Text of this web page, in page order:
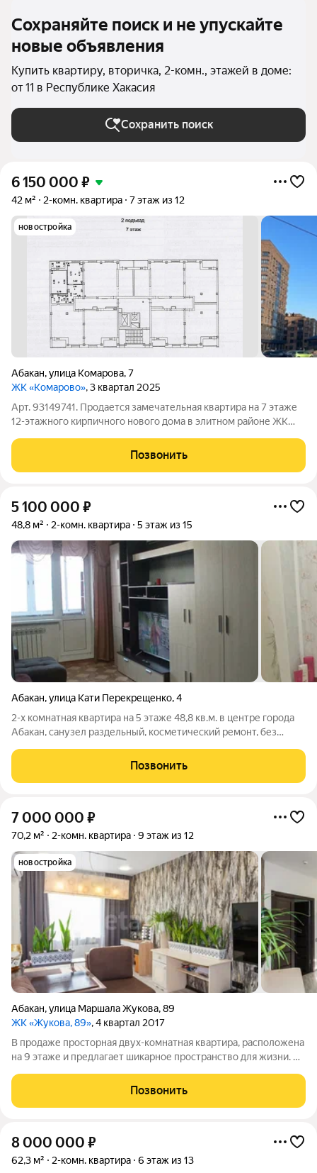
Сохраняйте поиск и не упускайте
новые объявления
Купить квартиру, вторичка, 2-комн., этажей в доме:
от 11 в Республике Хакасия
Сохранить поиск
6 150 000 ₽
42 м² 2-комн. квартира 7 этаж из 12
новостройка
Абакан,улица Комарова,7
ЖК «Комарово», 3 квартал 2025
Арт. 93149741. Продается замечательная квартира на 7 этаже
12-этажного кирпичного нового дома в элитном районе ЖК
Общая площадь квартиры 41,8 кв.м. Комнаты 12,3 кв.м., и 14,3
кв.м.-
Позвонить
5 100 000 ₽
48,8 м² 2-комн. квартира 5 этаж из 15
Абакан,улица Кати Перекрещенко,4
2-х комнатная квартира на 5 этаже 48,8 кв.м. в центре города
Абакан, санузел раздельный, косметический ремонт, без
квартиру в Кызыле или дом в черте города. Инфраструктура
города в шаговой
Позвонить
7 000 000 ₽
70,2 м² 2-комн. квартира 9 этаж из 12
новостройка
Абакан,улица Маршала Жукова,89
ЖК «Жукова, 89», 4 квартал 2017
В продаже просторная двух-комнатная квартира, расположена
на 9 этаже и предлагает шикарное пространство для жизни. Из
завораживающие закаты. Прекрасное место для посиделок с
семьей или друзьями и
Позвонить
8 000 000 ₽
62,3 м² 2-комн. квартира 6 этаж из 13